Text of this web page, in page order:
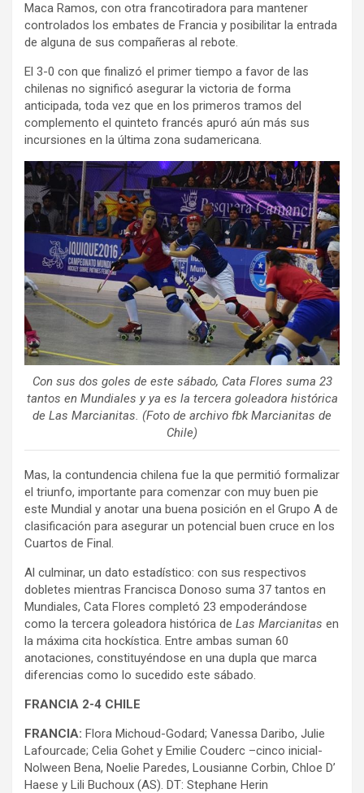
Maca Ramos, con otra francotiradora para mantener
controlados los embates de Francia y posibilitar la entrada
de alguna de sus compañeras al rebote.
El 3-0 con que finalizó el primer tiempo a favor de las
chilenas no significó asegurar la victoria de forma
anticipada, toda vez que en los primeros tramos del
complemento el quinteto francés apuró aún más sus
incursiones en la última zona sudamericana.
Con sus dos goles de este sábado, Cata Flores suma 23
tantos en Mundiales y ya es la tercera goleadora histórica
de Las Marcianitas. (Foto de archivo fbk Marcianitas de
Chile)
Mas, la contundencia chilena fue la que permitió formalizar
el triunfo, importante para comenzar con muy buen pie
este Mundial y anotar una buena posición en el Grupo A de
clasificación para asegurar un potencial buen cruce en los
Cuartos de Final.
Al culminar, un dato estadístico: con sus respectivos
dobletes mientras Francisca Donoso suma 37 tantos en
Mundiales, Cata Flores completó 23 empoderándose
como la tercera goleadora histórica de Las Marcianitas en
la máxima cita hockística. Entre ambas suman 60
anotaciones, constituyéndose en una dupla que marca
diferencias como lo sucedido este sábado.
FRANCIA 2-4 CHILE
FRANCIA: Flora Michoud-Godard; Vanessa Daribo, Julie
Lafourcade; Celia Gohet y Emilie Couderc –cinco inicial-
Nolween Bena, Noelie Paredes, Lousianne Corbin, Chloe D’
Haese y Lili Buchoux (AS). DT: Stephane Herin